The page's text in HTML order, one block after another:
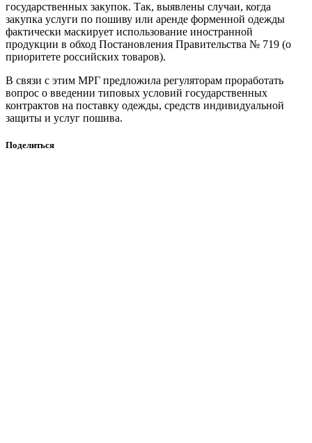
государственных закупок. Так, выявлены случаи, когда
закупка услуги по пошиву или аренде форменной одежды
фактически маскирует использование иностранной
продукции в обход Постановления Правительства № 719 (о
приоритете российских товаров).
В связи с этим МРГ предложила регуляторам проработать
вопрос о введении типовых условий государственных
контрактов на поставку одежды, средств индивидуальной
защиты и услуг пошива.
Поделиться